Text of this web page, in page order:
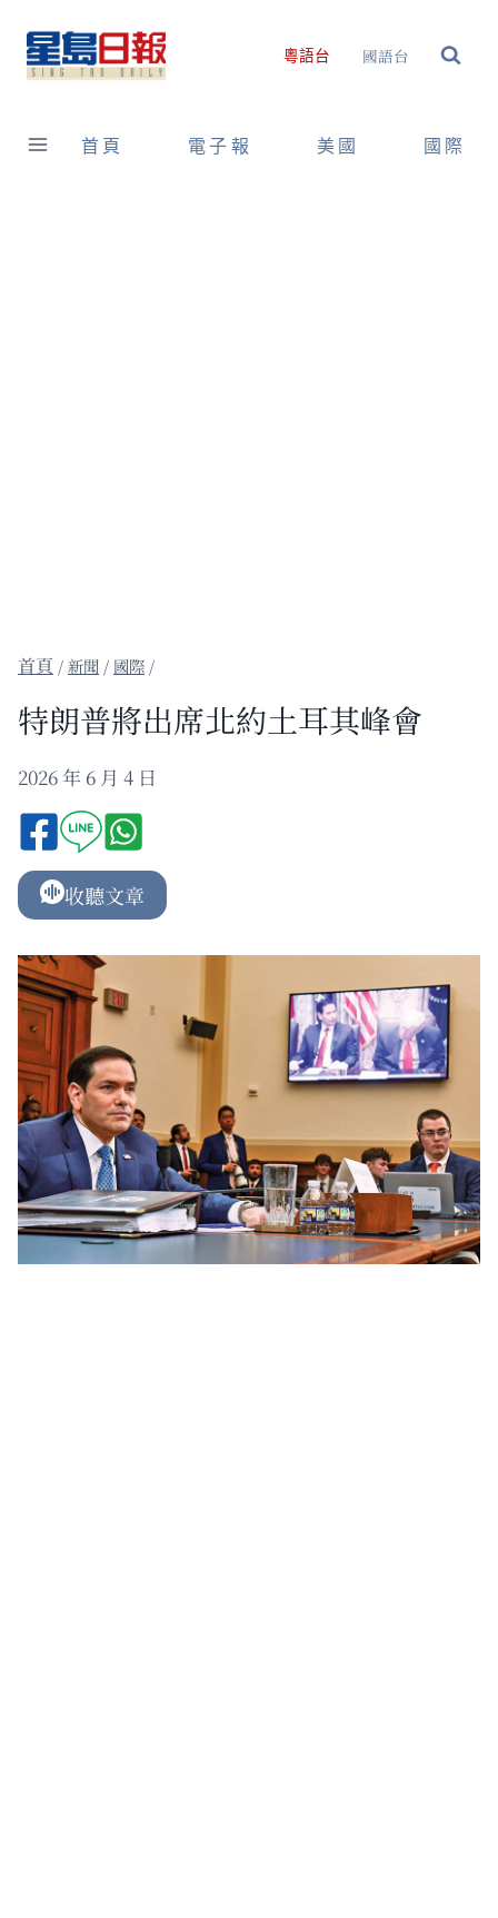
content
粵語台 國語台
首頁 電子報 美國 國際
/新聞 / 國際 /
特朗普將出席北約土耳其峰會
2026 年 6 月 4 日
收聽文章